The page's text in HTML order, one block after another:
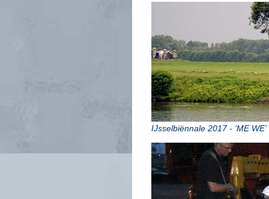
IJsselbiënnale 2017 - ‘ME